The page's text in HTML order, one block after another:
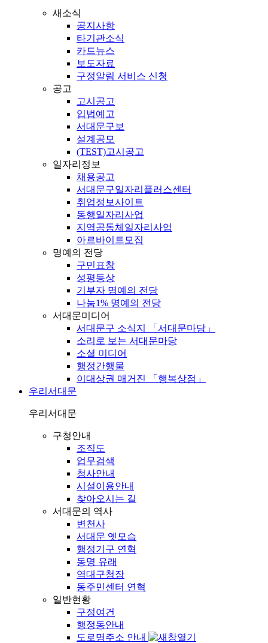
새소식
공지사항
타기관소식
카드뉴스
보도자료
구정알림 서비스 신청
공고
고시공고
입법예고
서대문구보
설계공모
(TEST)고시공고
일자리정보
채용공고
서대문구일자리플러스센터
취업정보사이트
동행일자리사업
지역공동체일자리사업
아르바이트모집
명예의 전당
구민표창
성평등상
기부자 명예의 전당
나눔1% 명예의 전당
서대문미디어
서대문구 소식지 「서대문마당」
소리로 보는 서대문마당
소셜 미디어
행정간행물
이대상권 매거진 「행복상점」
우리서대문
우리서대문
구청안내
조직도
업무검색
청사안내
시설이용안내
찾아오시는 길
서대문의 역사
변천사
서대문 옛모습
행정기구 연혁
동명 유래
역대구청장
동주민센터 연혁
일반현황
구정여건
행정동안내
도로명주소 안내